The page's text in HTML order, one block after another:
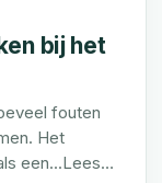
bij het
fouten
Het
een...Lees…